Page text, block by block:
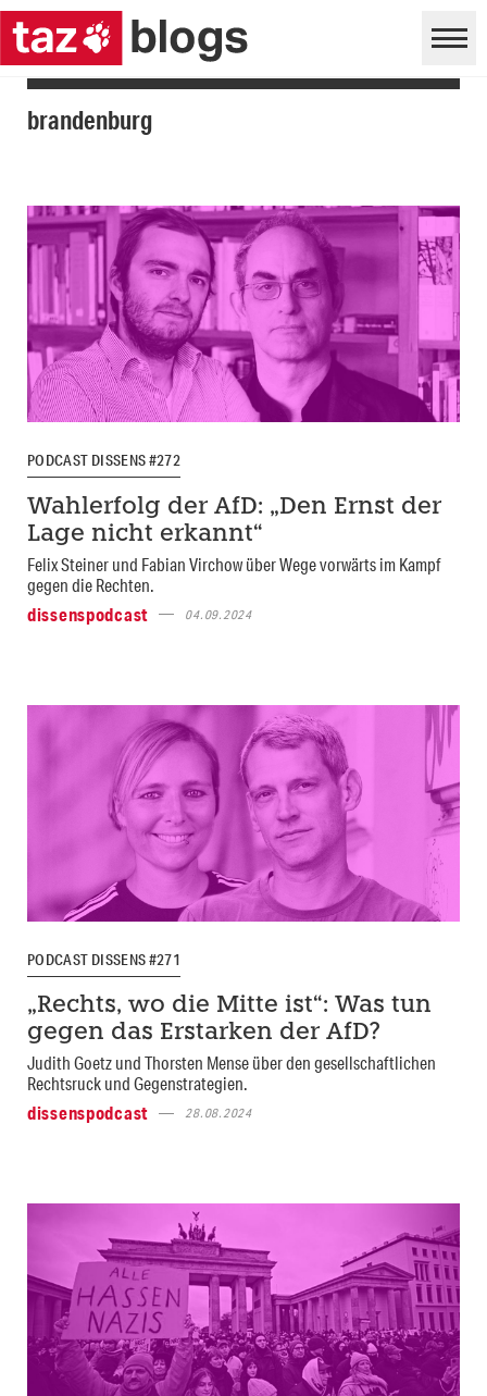
brandenburg
PODCAST DISSENS #272
Wahlerfolg der AfD: „Den Ernst der
Lage nicht erkannt“
Felix Steiner und Fabian Virchow über Wege vorwärts im Kampf
gegen die Rechten.
dissenspodcast
04.09.2024
PODCAST DISSENS #271
„Rechts, wo die Mitte ist“: Was tun
gegen das Erstarken der AfD?
Judith Goetz und Thorsten Mense über den gesellschaftlichen
Rechtsruck und Gegenstrategien.
dissenspodcast
28.08.2024